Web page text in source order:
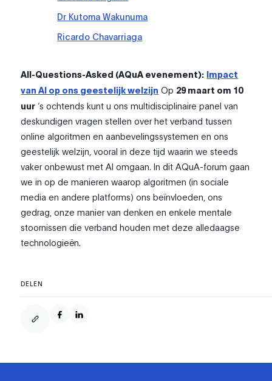
Dr Kutoma Wakunuma
Ricardo Chavarriaga
All-Questions-Asked (AQuA evenement): Impact
van AI op ons geestelijk welzijn Op 29 maart om 10
uur ‘s ochtends kunt u ons multidisciplinaire panel van
deskundigen vragen stellen over het verband tussen
online algoritmen en aanbevelingssystemen en ons
geestelijk welzijn, vooral in deze tijd waarin we steeds
vaker onbewust met AI omgaan. In dit AQuA-forum gaan
we in op de manieren waarop algoritmen (in sociale
media en andere platforms) ons beïnvloeden, ons
gedrag, onze manier van denken en enkele mentale
stoornissen die verband houden met deze alledaagse
technologieën.
DELEN